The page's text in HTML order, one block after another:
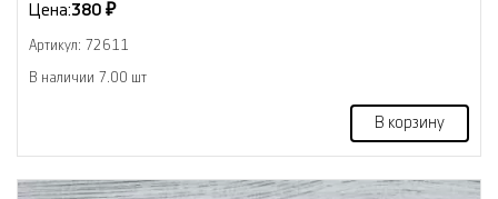
Цена:380 ₽
Артикул: 72611
В наличии 7.00 шт
В корзину